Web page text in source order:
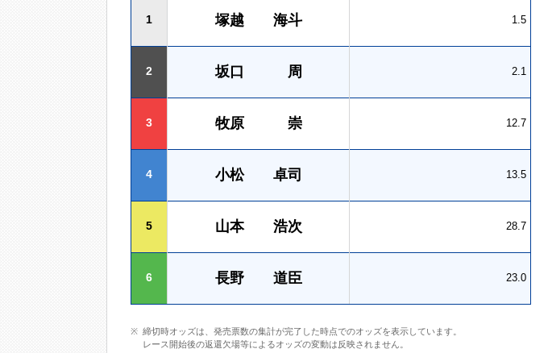
1 塚越 海斗 1.5
2 坂口 周 2.1
3 牧原 崇 12.7
4 小松 卓司 13.5
5 山本 浩次 28.7
6 長野 道臣 23.0
締切時オッズは、発売票数の集計が完了した時点でのオッズを表示しています。
レース開始後の返還欠場等によるオッズの変動は反映されません。